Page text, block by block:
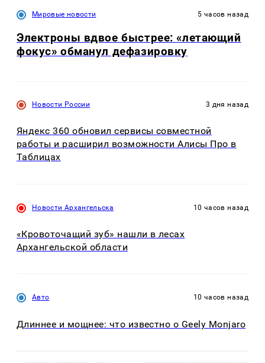
Мировые новости 5 часов назад
Электроны вдвое быстрее: «летающий
фокус» обманул дефазировку
Новости России 3 дня назад
Яндекс 360 обновил сервисы совместной
работы и расширил возможности Алисы Про в
Таблицах
Новости Архангельска 10 часов назад
«Кровоточащий зуб» нашли в лесах
Архангельской области
Авто 10 часов назад
Длиннее и мощнее: что известно о Geely Monjaro